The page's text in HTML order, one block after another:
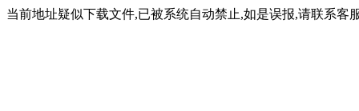
当前地址疑似下载文件,已被系统自动禁止,如是误报,请联系客